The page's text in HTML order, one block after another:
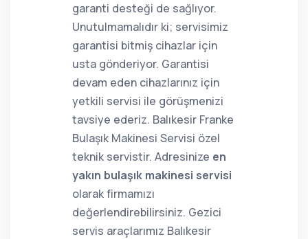
garanti desteği de sağlıyor.
Unutulmamalıdır ki; servisimiz
garantisi bitmiş cihazlar için
usta gönderiyor. Garantisi
devam eden cihazlarınız için
yetkili servisi ile görüşmenizi
tavsiye ederiz. Balıkesir Franke
Bulaşık Makinesi Servisi özel
teknik servistir. Adresinize en
yakın bulaşık makinesi servisi
olarak firmamızı
değerlendirebilirsiniz. Gezici
servis araçlarımız Balıkesir